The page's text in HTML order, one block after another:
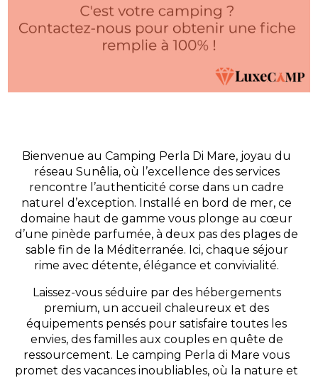
Bienvenue au Camping Perla Di Mare, joyau du
réseau Sunêlia, où l’excellence des services
rencontre l’authenticité corse dans un cadre
naturel d’exception. Installé en bord de mer, ce
domaine haut de gamme vous plonge au cœur
d’une pinède parfumée, à deux pas des plages de
sable fin de la Méditerranée. Ici, chaque séjour
rime avec détente, élégance et convivialité.
Laissez-vous séduire par des hébergements
premium, un accueil chaleureux et des
équipements pensés pour satisfaire toutes les
envies, des familles aux couples en quête de
ressourcement. Le camping Perla di Mare vous
promet des vacances inoubliables, où la nature et